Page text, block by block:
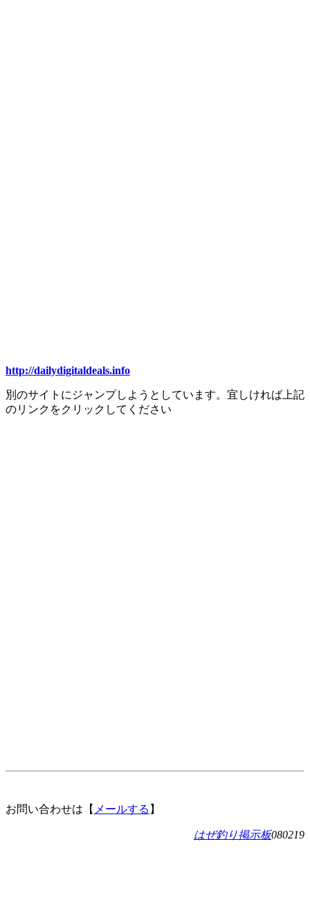
http://dailydigitaldeals.info
別のサイトにジャンプしようとしています。宜しければ上記
のリンクをクリックしてください
お問い合わせは【 メールする 】
はぜ釣り掲示板080219